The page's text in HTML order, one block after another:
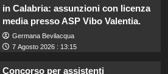
in Calabria: assunzioni con licenza
media presso ASP Vibo Valentia.
Germana Bevilacqua
7 Agosto 2026 : 13:15
Concorso per assistenti